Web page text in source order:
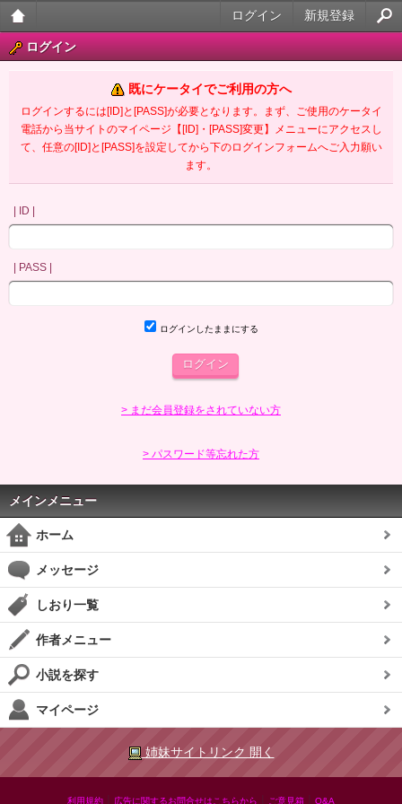
大人
ータ
イ官
新規登録
ログイン
ログイン
既にケータイでご利用の方へ
ログインするには[ID]と[PASS]が必要となります。まず、ご使用のケータイ
電話から当サイトのマイページ【[ID]・[PASS]変更】メニューにアクセスし
て、任意の[ID]と[PASS]を設定してから下のログインフォームへご入力願い
ます。
| ID |
| PASS |
ログインしたままにする
> まだ会員登録をされていない方
> パスワード等忘れた方
メインメニュー
ホーム
メッセージ
しおり一覧
作者メニュー
小説を探す
マイページ
姉妹サイトリンク 開く
利用規約 広告に関するお問合せはこちらから ご意見箱 Q&A